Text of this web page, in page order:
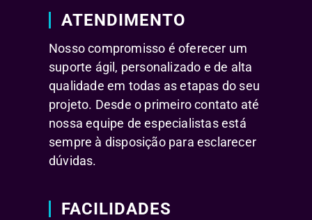
ATENDIMENTO
Nosso compromisso é oferecer um
suporte ágil, personalizado e de alta
qualidade em todas as etapas do seu
projeto. Desde o primeiro contato até
nossa equipe de especialistas está
sempre à disposição para esclarecer
dúvidas.
FACILIDADES